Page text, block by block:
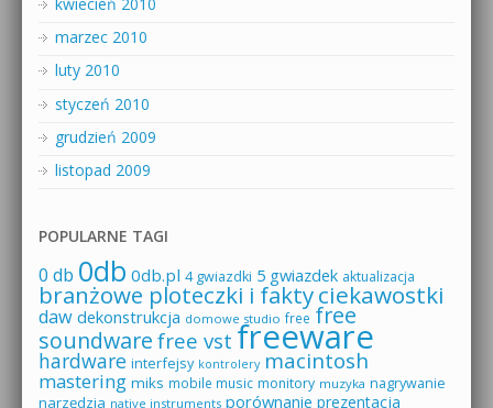
kwiecień 2010
marzec 2010
luty 2010
styczeń 2010
grudzień 2009
listopad 2009
POPULARNE TAGI
0 db 0db 0db.pl 4 gwiazdki 5 gwiazdek aktualizacja
branżowe ploteczki i faktyciekawostki
daw dekonstrukcja domowe studio free free
soundware free vst freeware
hardware interfejsy kontrolery macintosh
mastering miks mobile music monitory muzyka nagrywanie
narzędzia native instruments porównanie prezentacja